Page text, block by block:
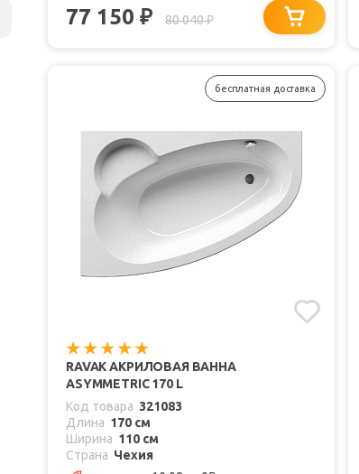
77 150 ₽ 80 040₽
бесплатная доставка
RAVAK АКРИЛОВАЯ ВАННА
ASYMMETRIC 170 L
Код товара 321083
Длина 170 см
Ширина 110 см
Страна Чехия